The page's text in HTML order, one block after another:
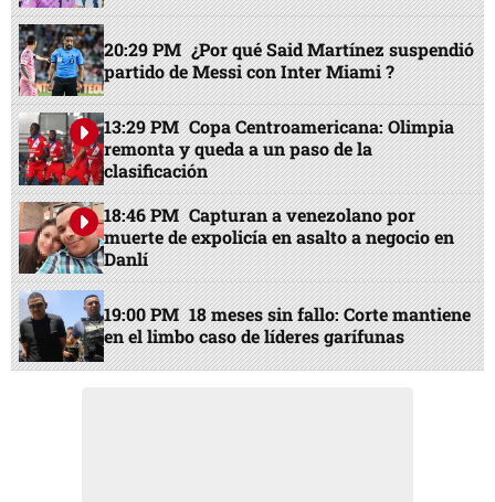
20:29 PM ¿Por qué Said Martínez suspendió
partido de Messi con Inter Miami ?
13:29 PM Copa Centroamericana: Olimpia
remonta y queda a un paso de la
clasificación
18:46 PM Capturan a venezolano por
muerte de expolicía en asalto a negocio en
Danlí
19:00 PM 18 meses sin fallo: Corte mantiene
en el limbo caso de líderes garífunas